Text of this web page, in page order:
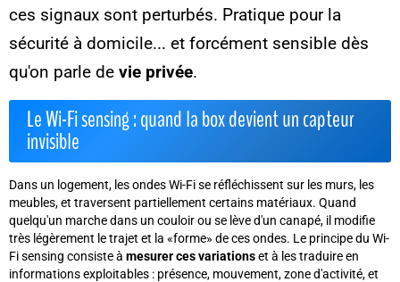
ces signaux sont perturbés. Pratique pour la
sécurité à domicile... et forcément sensible dès
qu'on parle de vie privée.
Le Wi-Fi sensing : quand la box devient un capteur
invisible
Dans un logement, les ondes Wi-Fi se réfléchissent sur les murs, les
meubles, et traversent partiellement certains matériaux. Quand
quelqu'un marche dans un couloir ou se lève d'un canapé, il modifie
très légèrement le trajet et la «forme» de ces ondes. Le principe du Wi-
Fi sensing consiste à mesurer ces variationset à les traduire en
informations exploitables : présence, mouvement, zone d'activité, et